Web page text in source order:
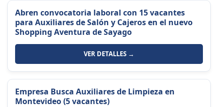
Abren convocatoria laboral con 15 vacantes
para Auxiliares de Salón y Cajeros en el nuevo
Shopping Aventura de Sayago
VER DETALLES →
Empresa Busca Auxiliares de Limpieza en
Montevideo (5 vacantes)